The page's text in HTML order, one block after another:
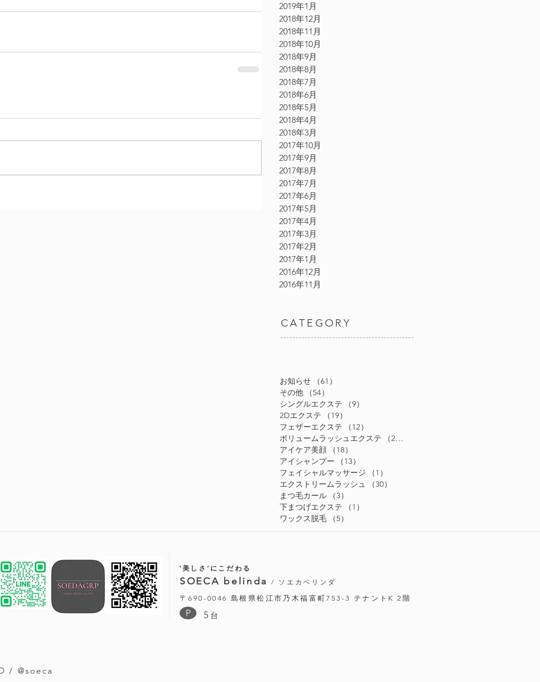
2019年1月
2018年12月
2018年11月
2018年10月
2018年9月
2018年8月
2018年7月
2018年6月
2018年5月
2018年4月
2018年3月
2017年10月
2017年9月
2017年8月
2017年7月
2017年6月
2017年5月
2017年4月
2017年3月
2017年2月
2017年1月
2016年12月
2016年11月
CATEGORY
お知らせ （61）
その他
（54）
シングルエクステ
（9）
2Dエクステ
（19）
フェザーエクステ
（12）
ボリュームラッシュエクステ
（24）
アイケア美顔
（18）
アイシャンプー
（13）
フェイシャルマッサージ
（1）
エクストリームラッシュ
（30）
まつ毛カール
（3）
下まつげエクステ
（1）
ワックス脱毛
（5）
‘美しさ‘にこだわる
SOECA belinda / ソエカベリンダ
〒690-0046 島根県松江市乃木福富町753-3 テナントK 2階
P 5 台
/ @soeca